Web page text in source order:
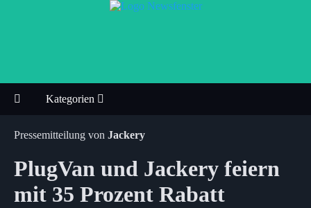
Kategorien
Pressemitteilung von Jackery
PlugVan und Jackery feiern
mit 35 Prozent Rabatt